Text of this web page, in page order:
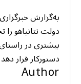
به‌گزارش
دولت نتانیاهو
بیشتری در
دستورکار قرار دهد
Author